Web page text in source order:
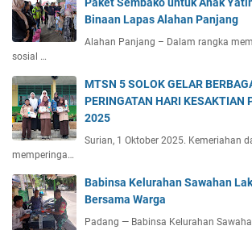
Paket Sembako untuk Anak
Binaan Lapas Alahan Panjang
Alahan Panjang – Dalam rangka
sosial …
MTSN 5 SOLOK GELAR
PERINGATAN HARI KESAKTIAN
2025
Surian, 1 Oktober 2025. Kemeriahan
memperinga…
Babinsa Kelurahan Sawahan
Bersama Warga
Padang — Babinsa Kelurahan